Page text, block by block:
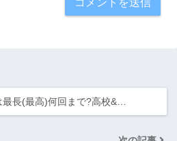
最長(最高)何回まで?高校&…